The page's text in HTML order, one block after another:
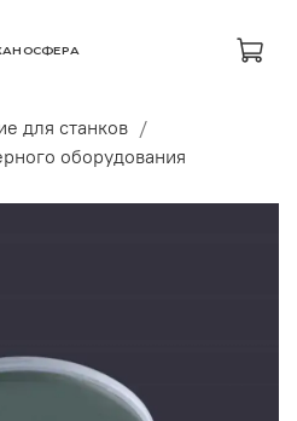
для станков
оборудования